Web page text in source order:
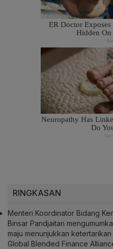
RINGKASAN
Menteri Koordinator Bidang
Binsar Pandjaitan
maju menunjukkan
Global Blended Finance